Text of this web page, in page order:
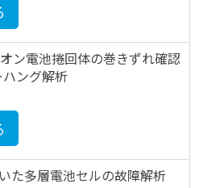
ン電池捲回体の巻きずれ確認
ング解析
た多層電池セルの故障解析